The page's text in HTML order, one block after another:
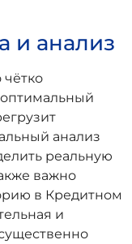
и анализ
анализ
реальную
важно
в Кредитном
и